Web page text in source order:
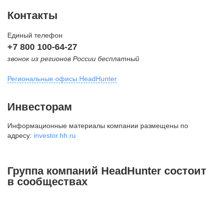
Контакты
Единый телефон
+7 800 100-64-27
звонок из регионов России бесплатный
Региональные офисы HeadHunter
внутригородская территория
Муниципальный округ Тверской,
2-я Брестская ул., д. 48,
+7 495 980-64-27
Инвесторам
Информационные материалы компании размещены по
адресу: investor.hh.ru
Группа компаний HeadHunter состоит
в сообществах